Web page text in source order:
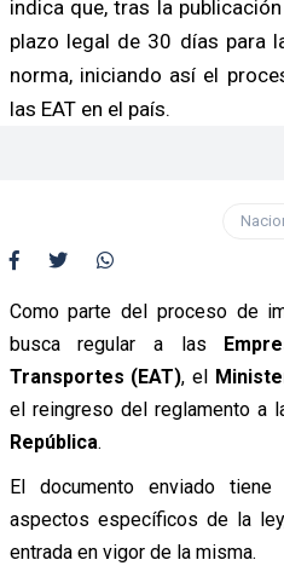
indica que, tras la
plazo legal de 30 días para
norma, iniciando así el
las EAT en el país.
Como parte del proceso de
busca regular a las
Transportes (EAT), el
el reingreso del reglamento a
República.
El documento enviado
aspectos específicos de la
entrada en vigor de la misma.